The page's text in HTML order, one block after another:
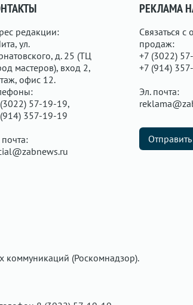
редакции:
ул.
д. 25 (ТЦ
мастеров), вход 2,
офис 12.
57-19-19,
357-19-19
РЕКЛАМА
Связаться с
продаж:
+7 (3022)
+7 (914)
Эл. почта:
коммуникаций (Роскомнадзор).